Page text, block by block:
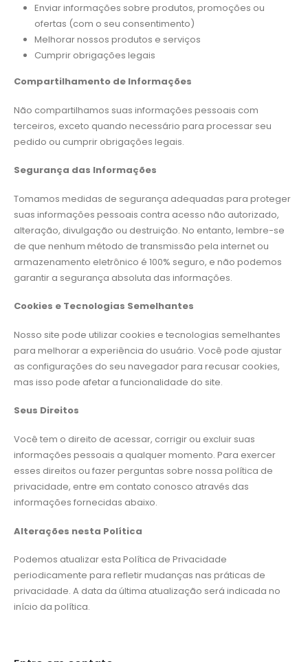
Enviar informações sobre produtos, promoções ou
ofertas (com o seu consentimento)
Melhorar nossos produtos e serviços
Cumprir obrigações legais
Compartilhamento de Informações
Não compartilhamos suas informações pessoais com
terceiros, exceto quando necessário para processar seu
pedido ou cumprir obrigações legais.
Segurança das Informações
Tomamos medidas de segurança adequadas para proteger
suas informações pessoais contra acesso não autorizado,
alteração, divulgação ou destruição. No entanto, lembre-se
de que nenhum método de transmissão pela internet ou
armazenamento eletrônico é 100% seguro, e não podemos
garantir a segurança absoluta das informações.
Cookies e Tecnologias Semelhantes
Nosso site pode utilizar cookies e tecnologias semelhantes
para melhorar a experiência do usuário. Você pode ajustar
as configurações do seu navegador para recusar cookies,
mas isso pode afetar a funcionalidade do site.
Seus Direitos
Você tem o direito de acessar, corrigir ou excluir suas
informações pessoais a qualquer momento. Para exercer
esses direitos ou fazer perguntas sobre nossa política de
privacidade, entre em contato conosco através das
informações fornecidas abaixo.
Alterações nesta Política
Podemos atualizar esta Política de Privacidade
periodicamente para refletir mudanças nas práticas de
privacidade. A data da última atualização será indicada no
início da política.